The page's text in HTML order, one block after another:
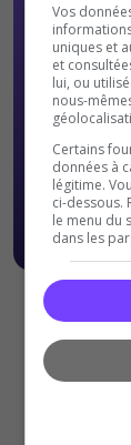
Offres
Vos
uniques et
et
lui, ou
nous-
Certains
données à
légitime.
ci-dessous.
le menu du
dans les